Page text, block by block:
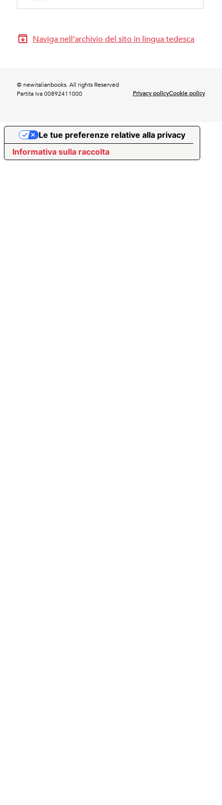
Naviga nell’archivio del sito in lingua tedesca
© newitalianbooks. All rights Reserved
Partita Iva 00892411000
Privacy policyCookie policy
Informativa sulla raccolta
Le tue preferenze relative alla privacy